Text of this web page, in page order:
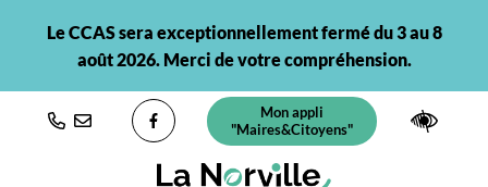
Le CCAS sera exceptionnellement fermé du 3 au 8
août 2026. Merci de votre compréhension.
Lien vers le compte Facebook
Mon appli
"Maires&Citoyens"(ouverture dans un nouvel